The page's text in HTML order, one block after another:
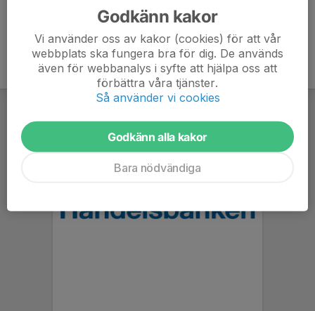
Godkänn kakor
Vi använder oss av kakor (cookies) för att vår
webbplats ska fungera bra för dig. De används
även för webbanalys i syfte att hjälpa oss att
förbättra våra tjänster.
Så använder vi cookies
Godkänn alla kakor
Bara nödvändiga